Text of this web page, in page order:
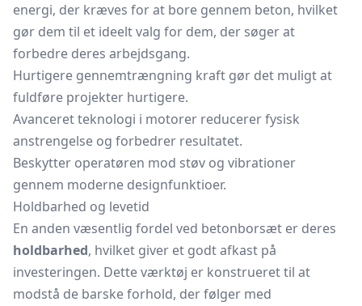
energi, der kræves for at bore gennem beton, hvilket
gør dem til et ideelt valg for dem, der søger at
forbedre deres arbejdsgang.
Hurtigere gennemtrængning kraft gør det muligt at
fuldføre projekter hurtigere.
Avanceret teknologi i motorer reducerer fysisk
anstrengelse og forbedrer resultatet.
Beskytter operatøren mod støv og vibrationer
gennem moderne designfunktioer.
Holdbarhed og levetid
En anden væsentlig fordel ved betonborsæt er deres
holdbarhed, hvilket giver et godt afkast på
investeringen. Dette værktøj er konstrueret til at
modstå de barske forhold, der følger med